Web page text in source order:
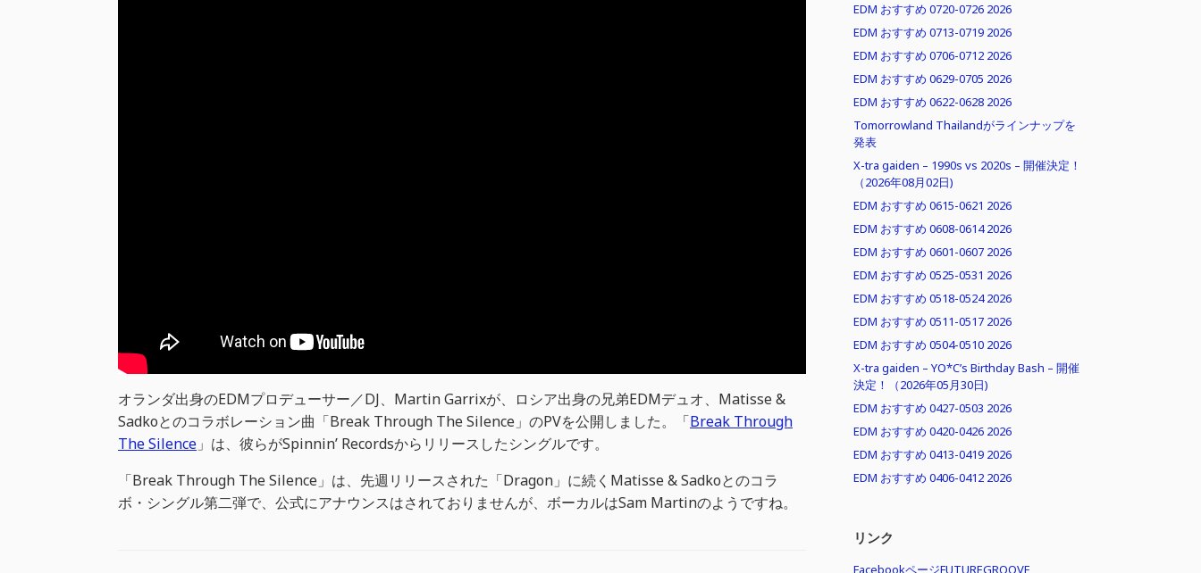
オランダ出身のEDMプロデューサー／DJ、Martin Garrixが、ロシア出身の兄弟EDMデュオ、Matisse &
Sadkoとのコラボレーション曲「Break Through The Silence」のPVを公開しました。「Break Through
The Silence 」は、彼らがSpinnin’ Recordsからリリースしたシングルです。
「Break Through The Silence」は、先週リリースされた「Dragon」に続くMatisse & Sadkoとのコラ
ボ・シングル第二弾で、公式にアナウンスはされておりませんが、ボーカルはSam Martinのようですね。
EDM おすすめ 0720-0726 2026
EDM おすすめ 0713-0719 2026
EDM おすすめ 0706-0712 2026
EDM おすすめ 0629-0705 2026
EDM おすすめ 0622-0628 2026
Tomorrowland Thailandがラインナップを
発表
X-tra gaiden – 1990s vs 2020s – 開催決定！
（2026年08月02日)
EDM おすすめ 0615-0621 2026
EDM おすすめ 0608-0614 2026
EDM おすすめ 0601-0607 2026
EDM おすすめ 0525-0531 2026
EDM おすすめ 0518-0524 2026
EDM おすすめ 0511-0517 2026
EDM おすすめ 0504-0510 2026
X-tra gaiden – YO*C’s Birthday Bash – 開催
決定！（2026年05月30日)
EDM おすすめ 0427-0503 2026
EDM おすすめ 0420-0426 2026
EDM おすすめ 0413-0419 2026
EDM おすすめ 0406-0412 2026
リンク
FacebookページFUTUREGROOVE